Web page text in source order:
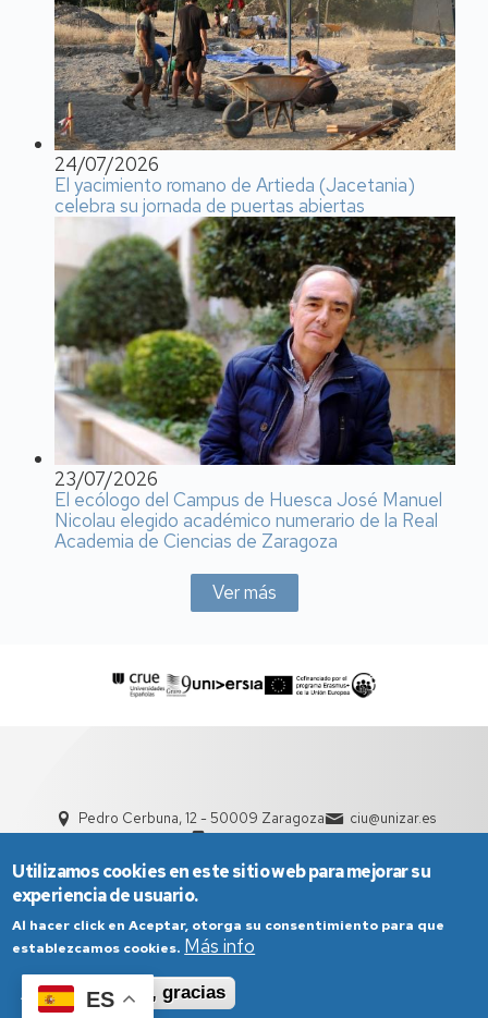
ES
24/07/2026
El yacimiento romano de Artieda (Jacetania)
celebra su jornada de puertas abiertas
23/07/2026
El ecólogo del Campus de Huesca José Manuel
Nicolau elegido académico numerario de la Real
Academia de Ciencias de Zaragoza
Ver más
Pedro Cerbuna, 12 - 50009 Zaragoza
ciu@unizar.es
Aviso Legal
Condiciones generales de uso
Política de Privacidad
Utilizamos cookies en este sitio web para mejorar su
experiencia de usuario.
Al hacer click en Aceptar, otorga su consentimiento para que
establezcamos cookies. Más info
Aceptar
No, gracias